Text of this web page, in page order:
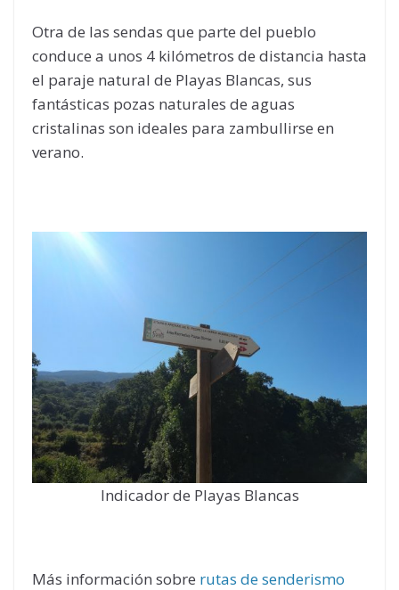
Otra de las sendas que parte del pueblo
conduce a unos 4 kilómetros de distancia hasta
el paraje natural de Playas Blancas, sus
fantásticas pozas naturales de aguas
cristalinas son ideales para zambullirse en
verano.
Indicador de Playas Blancas
Más información sobre rutas de senderismo